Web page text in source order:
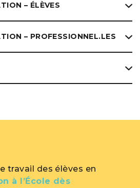
– ÉLÈVES
– PROFESSIONNEL.LES
travail des élèves en
à l’École dès